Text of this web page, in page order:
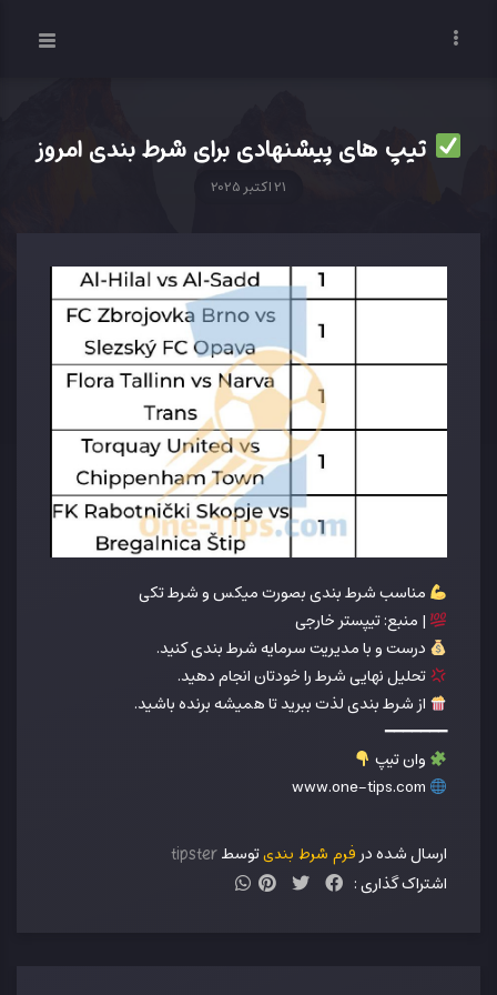
تیپ های پیشنهادی برای شرط بندی امروز
21 اکتبر 2025
مناسب شرط بندی بصورت میکس و شرط تکی
| منبع: تیپستر خارجی
درست و با مدیریت سرمایه شرط بندی کنید.
تحلیل نهایی شرط را خودتان انجام دهید.
از شرط بندی لذت ببرید تا همیشه برنده باشید.
━━━━━━━
وان تیپ
ارسال شده درفرم شرط بندیتوسطtipster
اشتراک گذاری :